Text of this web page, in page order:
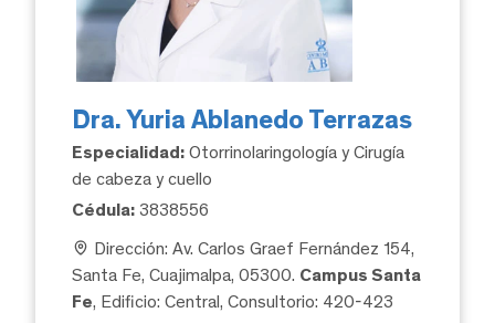
Dra. Yuria Ablanedo Terrazas
Especialidad: Otorrinolaringología y Cirugía
de cabeza y cuello
Cédula: 3838556
Dirección: Av. Carlos Graef Fernández 154,
Santa Fe, Cuajimalpa, 05300. Campus Santa
Fe, Edificio: Central, Consultorio: 420-423